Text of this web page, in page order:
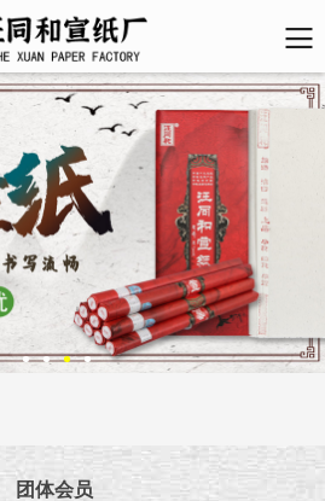
团体会员